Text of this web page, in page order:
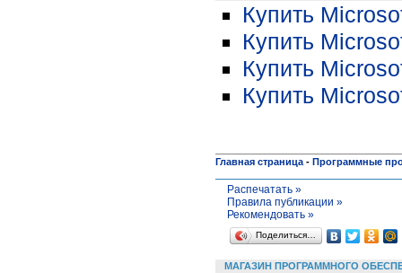
Купить
Купить
Купить
Купить
Главная страница - Программные
Распечатать »
Правила публикации »
Рекомендовать »
Поделиться…
МАГАЗИН ПРОГРАММНОГО